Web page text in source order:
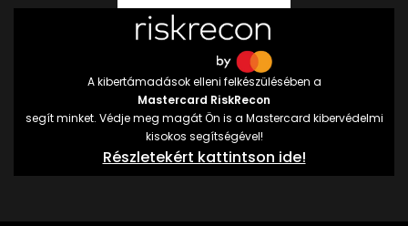
A kibertámadások elleni felkészülésében a
Mastercard RiskRecon
segít minket. Védje meg magát Ön is a Mastercard kibervédelmi
kisokos segítségével!
Részletekért kattintson ide!